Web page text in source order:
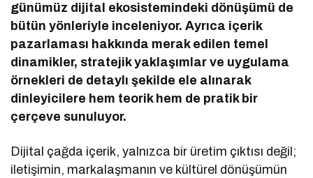
günümüz dijital ekosistemindeki dönüşümü de
bütün yönleriyle inceleniyor. Ayrıca içerik
pazarlaması hakkında merak edilen temel
dinamikler, stratejik yaklaşımlar ve uygulama
örnekleri de detaylı şekilde ele alınarak
dinleyicilere hem teorik hem de pratik bir
çerçeve sunuluyor.
Dijital çağda içerik, yalnızca bir üretim çıktısı değil;
iletişimin, markalaşmanın ve kültürel dönüşümün